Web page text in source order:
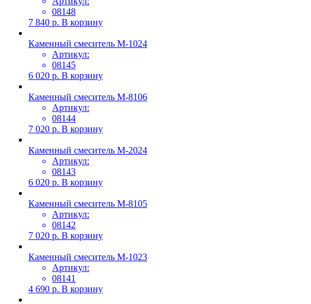
08148
7 840 р. В корзину
Каменный смеситель М-1024
Артикул:
08145
6 020 р. В корзину
Каменный смеситель М-8106
Артикул:
08144
7 020 р. В корзину
Каменный смеситель М-2024
Артикул:
08143
6 020 р. В корзину
Каменный смеситель М-8105
Артикул:
08142
7 020 р. В корзину
Каменный смеситель М-1023
Артикул:
08141
4 690 р. В корзину